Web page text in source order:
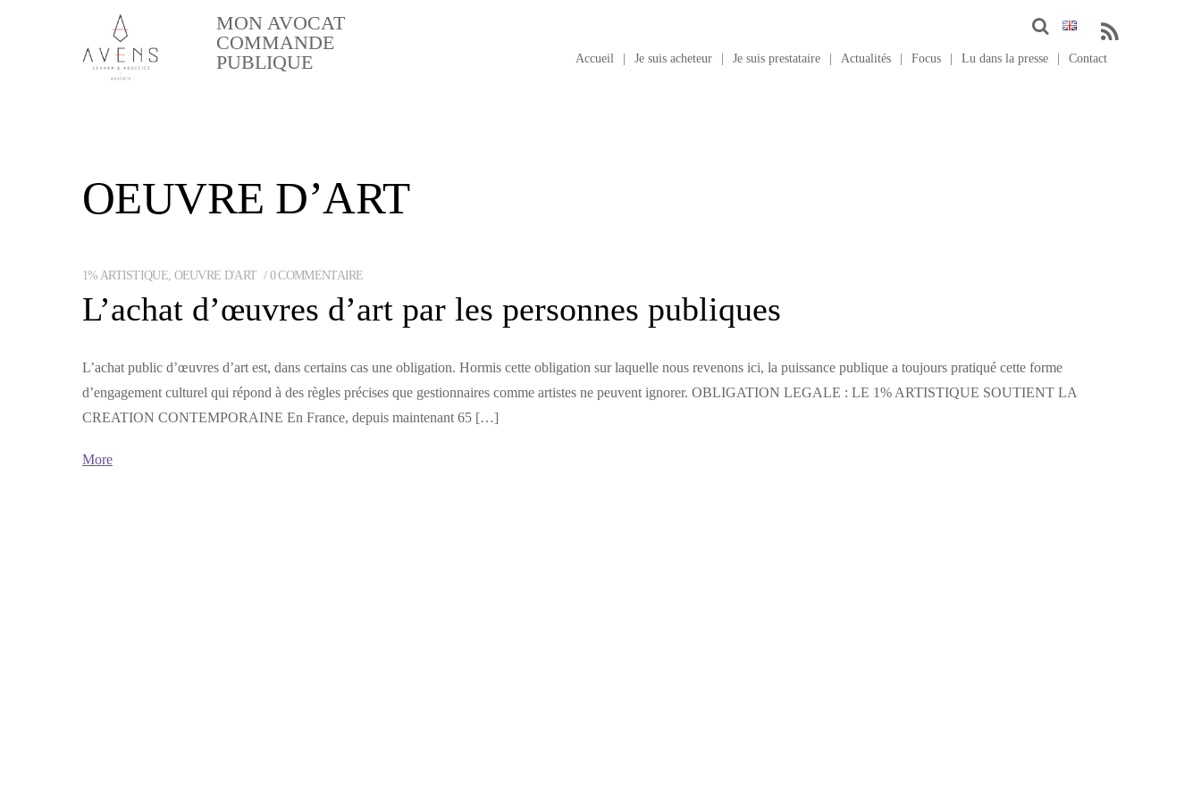
MON AVOCAT
COMMANDE
PUBLIQUE
Accueil Je suis acheteur Je suis prestataire Actualités Focus Lu dans la presse Contact
OEUVRE D’ART
1% ARTISTIQUE, OEUVRE D'ART 0 COMMENTAIRE
L’achat d’œuvres d’art par les personnes publiques
L’achat public d’œuvres d’art est, dans certains cas une obligation. Hormis cette obligation sur laquelle nous revenons ici, la puissance publique a toujours pratiqué cette forme
d’engagement culturel qui répond à des règles précises que gestionnaires comme artistes ne peuvent ignorer. OBLIGATION LEGALE : LE 1% ARTISTIQUE SOUTIENT LA
CREATION CONTEMPORAINE En France, depuis maintenant 65 […]
More